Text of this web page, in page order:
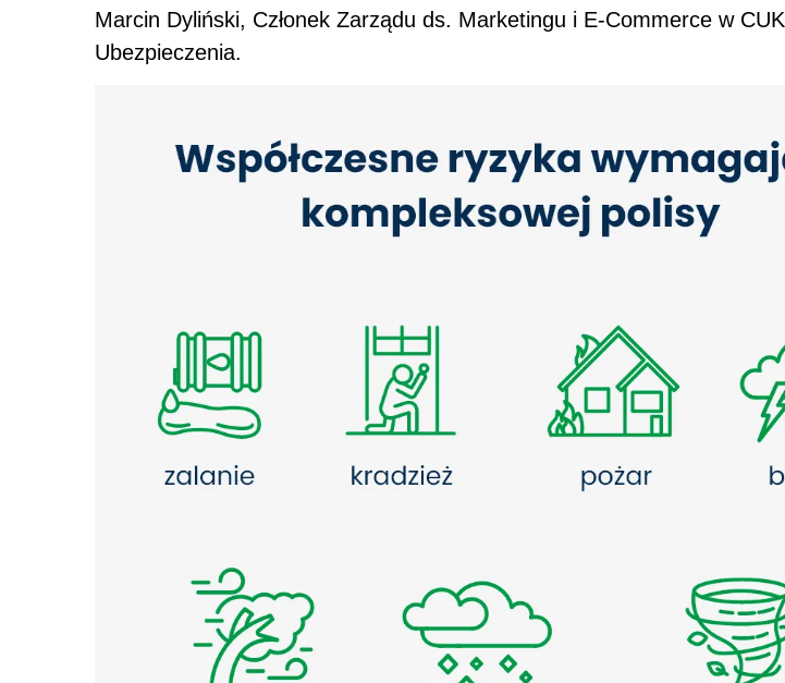
Marcin Dyliński, Członek Zarządu ds. Marketingu i E-Commerce w CUK
Ubezpieczenia.